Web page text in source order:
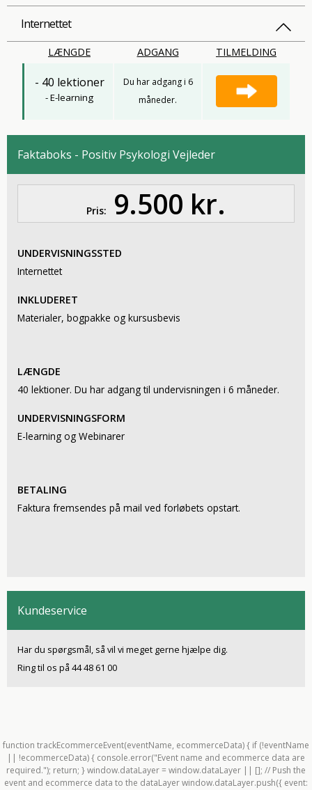
Internettet
LÆNGDE ADGANG TILMELDING
- 40 lektioner
- E-learning
Du har adgang i 6
måneder.
Faktaboks - Positiv Psykologi Vejleder
Pris: 9.500 kr.
UNDERVISNINGSSTED
Internettet
INKLUDERET
Materialer, bogpakke og kursusbevis
LÆNGDE
40 lektioner. Du har adgang til undervisningen i 6 måneder.
UNDERVISNINGSFORM
E-learning og Webinarer
BETALING
Faktura fremsendes på mail ved forløbets opstart.
Kundeservice
Har du spørgsmål, så vil vi meget gerne hjælpe dig.
Ring til os på 44 48 61 00
function trackEcommerceEvent(eventName, ecommerceData) { if (!eventName
|| !ecommerceData) { console.error("Event name and ecommerce data are
required."); return; } window.dataLayer = window.dataLayer || []; // Push the
event and ecommerce data to the dataLayer window.dataLayer.push({ event: